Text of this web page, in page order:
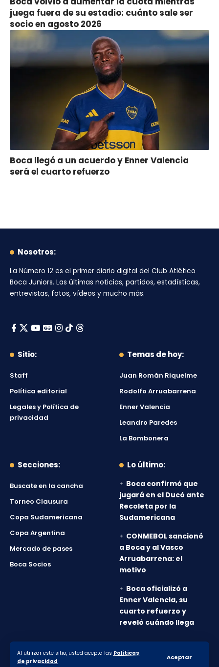
Al utilizar este sitio, usted acepta las Políticas
de privacidad
Aceptar
juega fuera de su estadio: cuánto sale ser
socio en agosto 2026
Boca llegó a un acuerdo y Enner Valencia
será el cuarto refuerzo
Nosotros:
La Número 12 es el primer diario digital del Club Atlético
Boca Juniors. Las últimas noticias, partidos, estadísticas,
entrevistas, fotos, vídeos y mucho más.
Sitio:
Staff
Política editorial
Legales y Política de
privacidad
Temas de hoy:
Juan Román Riquelme
Rodolfo Arruabarrena
Enner Valencia
Leandro Paredes
La Bombonera
Secciones:
Buscate en la cancha
Torneo Clausura
Copa Sudamericana
Copa Argentina
Mercado de pases
Boca Socios
Lo último:
Boca confirmó que
jugará en el Ducó ante
Recoleta por la
Sudamericana
CONMEBOL sancionó
a Boca y al Vasco
Arruabarrena: el
motivo
Boca oficializó a
Enner Valencia, su
cuarto refuerzo y
reveló cuándo llega
© 2010-2026 Lanumero12.com.ar - Todos los derechos